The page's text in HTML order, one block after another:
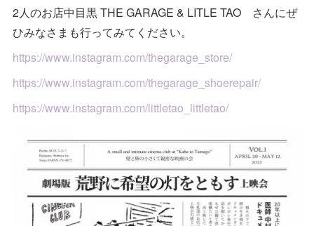
2人のお店中目黒 THE GARAGE & LITLE TAO さんにぜ
ひみなさまも行ってみてください。
https://www.instagram.com/thegarage_store/
https://www.instagram.com/thegarage_shoerepair/
https://www.instagram.com/littletao_littletao/